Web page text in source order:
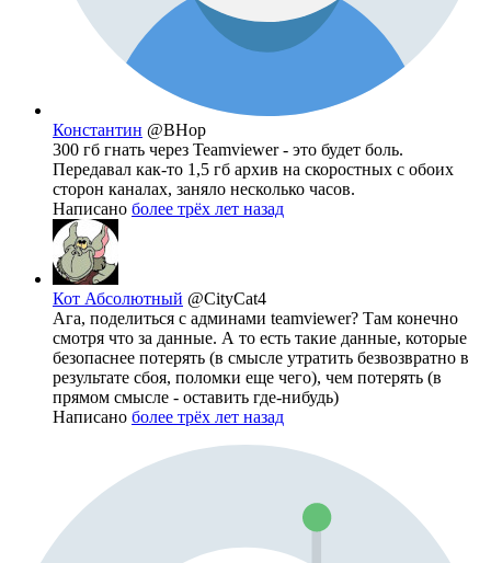
Константин @BHop
300 гб гнать через Teamviewer - это будет боль.
Передавал как-то 1,5 гб архив на скоростных с обоих
сторон каналах, заняло несколько часов.
Написано более трёх лет назад
Кот Абсолютный @CityCat4
Ага, поделиться с админами teamviewer? Там конечно
смотря что за данные. А то есть такие данные, которые
безопаснее потерять (в смысле утратить безвозвратно в
результате сбоя, поломки еще чего), чем потерять (в
прямом смысле - оставить где-нибудь)
Написано более трёх лет назад